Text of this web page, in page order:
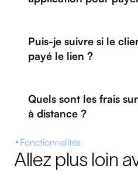
Puis-je suivre si le
payé le lien ?
Quels sont les frais
à distance ?
Fonctionnalités
Allez plus loin